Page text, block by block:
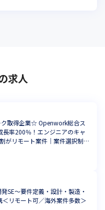
求人
ク取得企業☆ Openwork総合ス
率200％！エンジニアのキャ
がリモート案件｜案件選択制度
SE～要件定義・設計・製造・
リモート可／海外案件多数＞